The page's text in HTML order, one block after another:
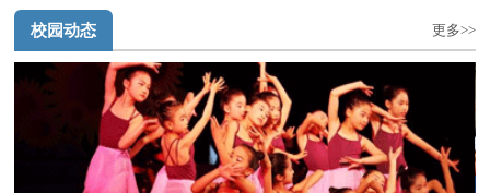
校园动态 更多>>